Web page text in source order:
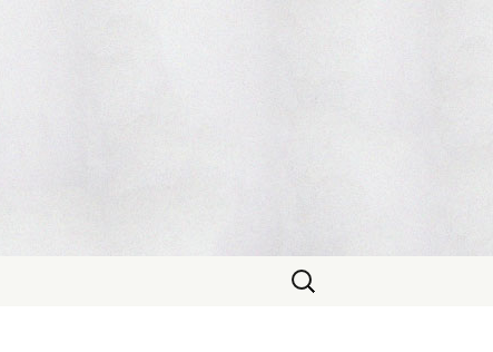
Sök
efter: